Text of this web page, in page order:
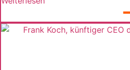
Buchner (60) war bis September
der Daimler Truck AG, wo er den
Lkw verantwortete. Der